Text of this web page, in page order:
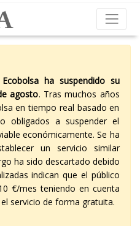
Ecobolsa ha suspendido su
agosto. Tras muchos años
en tiempo real basado en
obligados a suspender el
económicamente. Se ha
un servicio similar
ha sido descartado debido
indican que el público
€/mes teniendo en cuenta
servicio de forma gratuita.